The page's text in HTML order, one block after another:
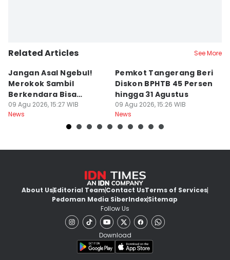
Related Articles See More
Jangan Asal Ngebul!
Merokok Sambil
Berkendara Bisa
Didenda Rp750 Ribu
09 Agu 2026, 15:27 WIB
News
Pemkot Tangerang Beri
Diskon BPHTB 45 Persen
hingga 31 Agustus
09 Agu 2026, 15:26 WIB
News
About UsEditorial TeamContact UsTerms of Services
Pedoman Media SiberIndexSitemap
Follow Us
Download